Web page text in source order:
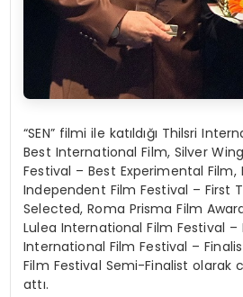
“SEN” filmi ile katıldığı Thilsri
Best International Film, Silver
Festival – Best Experimental Film,
Independent Film Festival – First
Selected, Roma Prisma Film
Lulea International Film Festival –
International Film Festival –
Film Festival Semi-Finalist olarak
attı.